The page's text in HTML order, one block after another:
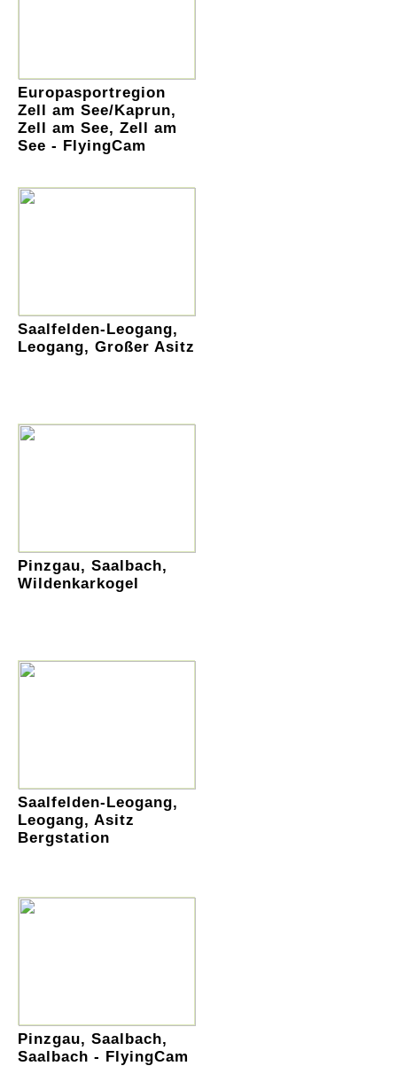
Europasportregion
Zell am See/Kaprun,
Zell am See, Zell am
See - FlyingCam
Saalfelden-Leogang,
Leogang, Großer Asitz
Pinzgau, Saalbach,
Wildenkarkogel
Saalfelden-Leogang,
Leogang, Asitz
Bergstation
Pinzgau, Saalbach,
Saalbach - FlyingCam